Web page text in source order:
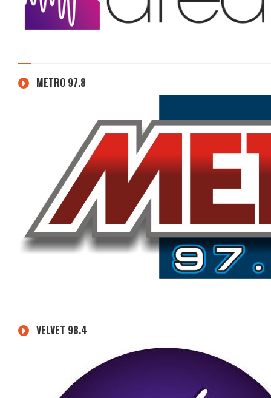
METRO 97.8
VELVET 98.4